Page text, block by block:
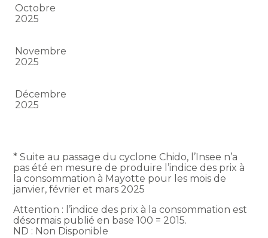
Octobre
2025
Novembre
2025
Décembre
2025
* Suite au passage du cyclone Chido, l’Insee n’a
pas été en mesure de produire l’indice des prix à
la consommation à Mayotte pour les mois de
janvier, février et mars 2025
Attention : l’indice des prix à la consommation est
désormais publié en base 100 = 2015.
ND : Non Disponible